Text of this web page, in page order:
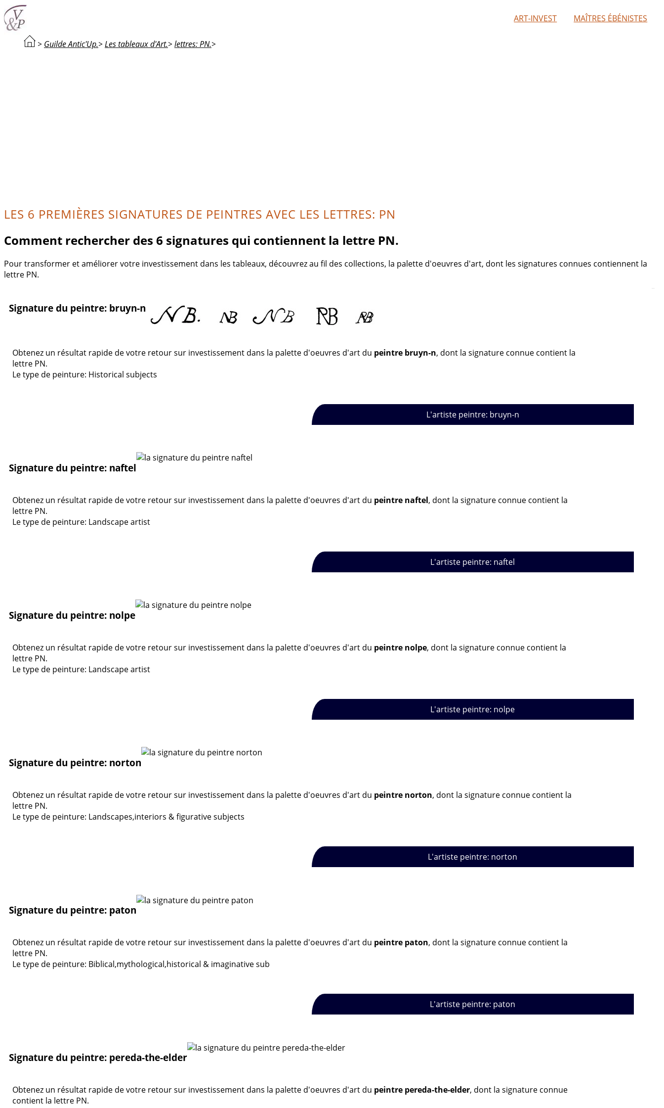
ART-INVEST MAÎTRES ÉBÉNISTES
> Guilde Antic'Up.> Les tableaux d'Art.> lettres: PN.>
LES 6 PREMIÈRES SIGNATURES DE PEINTRES AVEC LES LETTRES: PN
Comment rechercher des 6 signatures qui contiennent la lettre PN.
Pour transformer et améliorer votre investissement dans les tableaux, découvrez au fil des collections, la palette d'oeuvres d'art, dont les signatures connues contiennent la
lettre PN.
Signature du peintre: bruyn-n
Obtenez un résultat rapide de votre retour sur investissement dans la palette d'oeuvres d'art du peintre bruyn-n, dont la signature connue contient la
lettre PN.
Le type de peinture: Historical subjects
L'artiste peintre: bruyn-n
Signature du peintre: naftel
Obtenez un résultat rapide de votre retour sur investissement dans la palette d'oeuvres d'art du peintre naftel, dont la signature connue contient la
lettre PN.
Le type de peinture: Landscape artist
L'artiste peintre: naftel
Signature du peintre: nolpe
Obtenez un résultat rapide de votre retour sur investissement dans la palette d'oeuvres d'art du peintre nolpe, dont la signature connue contient la
lettre PN.
Le type de peinture: Landscape artist
L'artiste peintre: nolpe
Signature du peintre: norton
Obtenez un résultat rapide de votre retour sur investissement dans la palette d'oeuvres d'art du peintre norton, dont la signature connue contient la
lettre PN.
Le type de peinture: Landscapes,interiors & figurative subjects
L'artiste peintre: norton
Signature du peintre: paton
Obtenez un résultat rapide de votre retour sur investissement dans la palette d'oeuvres d'art du peintre paton, dont la signature connue contient la
lettre PN.
Le type de peinture: Biblical,mythological,historical & imaginative sub
L'artiste peintre: paton
Signature du peintre: pereda-the-elder
Obtenez un résultat rapide de votre retour sur investissement dans la palette d'oeuvres d'art du peintre pereda-the-elder, dont la signature connue
contient la lettre PN.